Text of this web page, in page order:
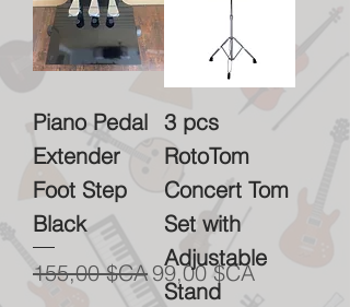
Piano Pedal
Extender
Foot Step
Black
Prix original
155,00 $CA Prix promotionnel
99,00 $CA
3 pcs
RotoTom
Concert Tom
Set with
Adjustable
Stand